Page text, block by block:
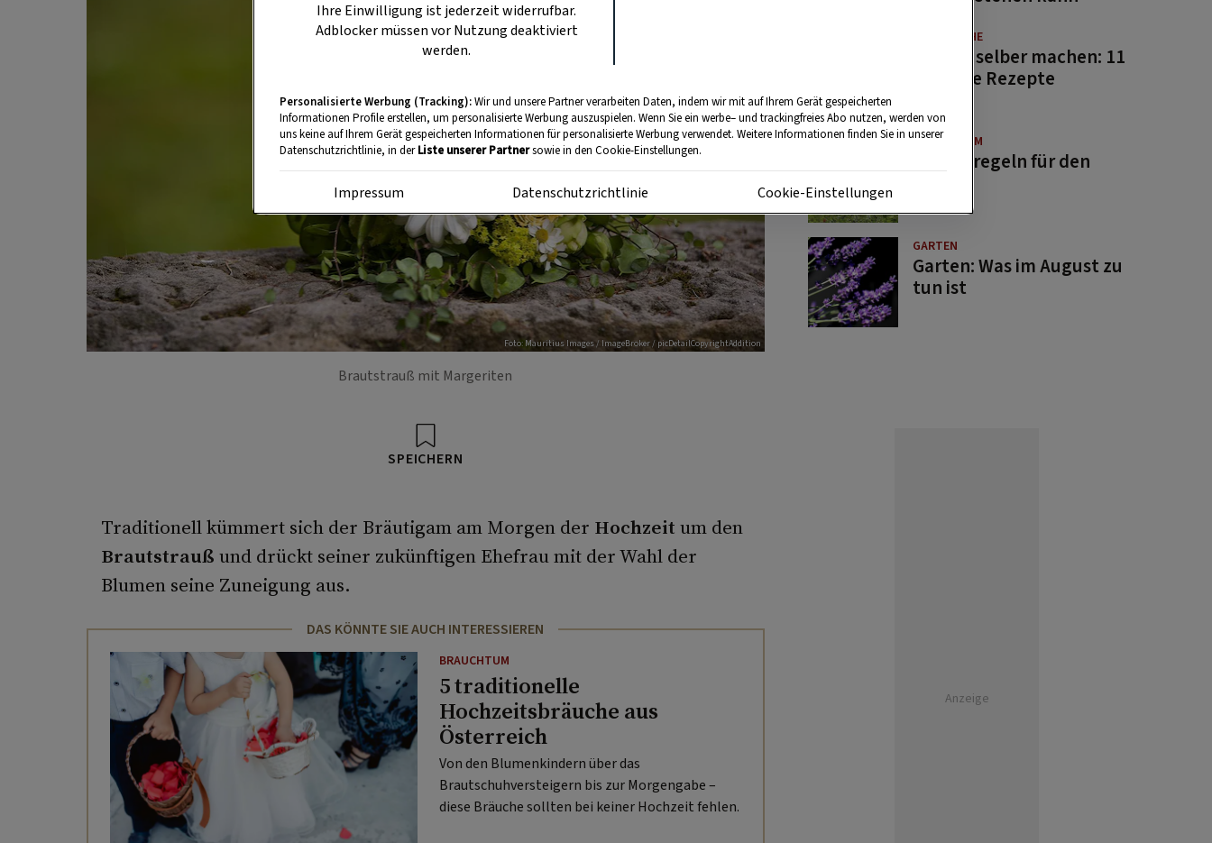
Foto: Mauritius Images / ImageBroker / picDetailCopyrightAddition
Brautstrauß mit Margeriten
SPEICHERN
Traditionell kümmert sich der Bräutigam am Morgen der Hochzeit um den
Brautstrauß und drückt seiner zukünftigen Ehefrau mit der Wahl der
Blumen seine Zuneigung aus.
DAS KÖNNTE SIE AUCH INTERESSIEREN
BRAUCHTUM
5 traditionelle
Hochzeitsbräuche aus
Österreich
Von den Blumenkindern über das
Brautschuhversteigern bis zur Morgengabe –
diese Bräuche sollten bei keiner Hochzeit fehlen.
GUTE KÜCHE
Saucen selber machen: 11
beliebte Rezepte
BRAUCHTUM
Bauernregeln für den
GARTEN
Garten: Was im August zu
tun ist
Anzeige
Ihre Einwilligung ist jederzeit widerrufbar.
Adblocker müssen vor Nutzung deaktiviert
werden.
Personalisierte Werbung (Tracking):Wir und unsere Partner verarbeiten Daten, indem wir mit auf Ihrem Gerät gespeicherten
Informationen Profile erstellen, um personalisierte Werbung auszuspielen. Wenn Sie ein werbe– und trackingfreies Abo nutzen, werden von
uns keine auf Ihrem Gerät gespeicherten Informationen für personalisierte Werbung verwendet. Weitere Informationen finden Sie in unserer
Datenschutzrichtlinie, in derListe unserer Partnersowie in den Cookie-Einstellungen.
Impressum Datenschutzrichtlinie Cookie-Einstellungen